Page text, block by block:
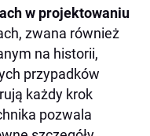
w projektowaniu
zwana również
na historii,
przypadków
każdy krok
pozwala